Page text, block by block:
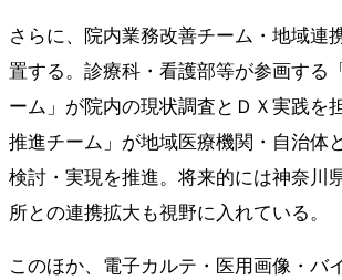
さらに、院内業務改善チーム・地域連
置する。診療科・看護部等が参画する
ーム」が院内の現状調査とＤＸ実践を
推進チーム」が地域医療機関・自治体
検討・実現を推進。将来的には神奈川
所との連携拡大も視野に入れている。
このほか、電子カルテ・医用画像・バ